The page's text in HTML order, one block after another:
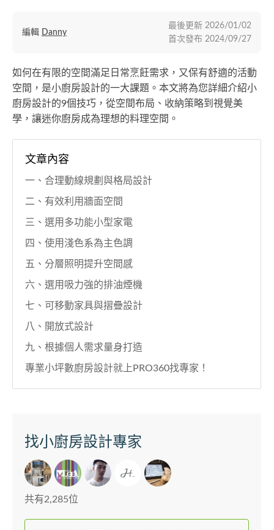
如何在有限的空間滿足日常烹飪需求，又保有舒適的活動
空間，是小廚房設計的一大課題。本文將為您詳細介紹小
廚房設計的9個技巧，從空間布局、收納策略到視覺美
學，讓迷你廚房成為理想的料理空間。
編輯 Danny
最後更新 2026/01/02
首次發布 2024/09/27
文章內容
一、合理動線規劃與格局設計
二、有效利用牆面空間
三、選用多功能小型家電
四、使用淺色系為主色調
五、分層照明提升空間感
六、選用吸力強的排油煙機
七、可移動家具與摺疊設計
八、開放式設計
九、根據個人需求量身打造
專業小坪數廚房設計就上PRO360找專家！
找小廚房設計專家
共有2,285位